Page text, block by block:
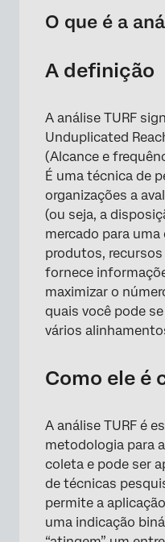
Cálculo e métricas
O que é a
A definição
A análise TURF
Unduplicated
(Alcance e
É uma técnica de
organizações a
(ou seja, a
mercado para
produtos, recursos
fornece
maximizar o
quais você pode
vários
Como ele é
A análise TURF é
metodologia para
coleta e pode ser
de técnicas
permite a
uma indicação